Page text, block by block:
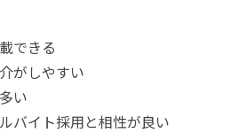
できる
がしやすい
い
バイト採用と相性が良い